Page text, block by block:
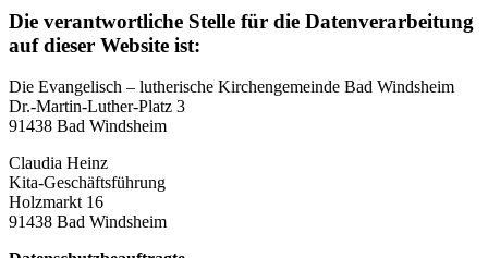
Die verantwortliche Stelle für die Datenverarbeitung
auf dieser Website ist:
Die Evangelisch – lutherische Kirchengemeinde Bad Windsheim
Dr.-Martin-Luther-Platz 3
91438 Bad Windsheim
Claudia Heinz
Kita-Geschäftsführung
Holzmarkt 16
91438 Bad Windsheim